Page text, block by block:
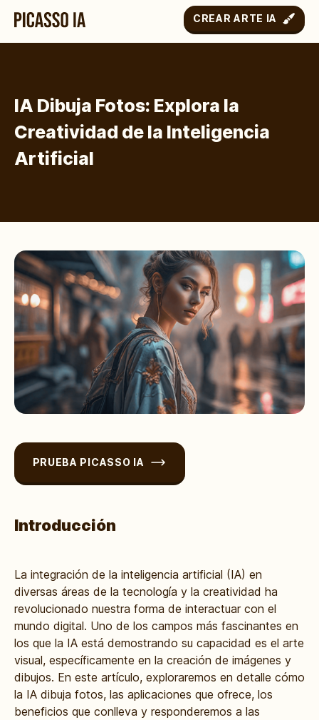
CREAR ARTE IA
IA Dibuja Fotos: Explora la
Creatividad de la Inteligencia
Artificial
PRUEBA PICASSO IA
Introducción
La integración de la inteligencia artificial (IA) en
diversas áreas de la tecnología y la creatividad ha
revolucionado nuestra forma de interactuar con el
mundo digital. Uno de los campos más fascinantes en
los que la IA está demostrando su capacidad es el arte
visual, específicamente en la creación de imágenes y
dibujos. En este artículo, exploraremos en detalle cómo
la IA dibuja fotos, las aplicaciones que ofrece, los
beneficios que conlleva y responderemos a las